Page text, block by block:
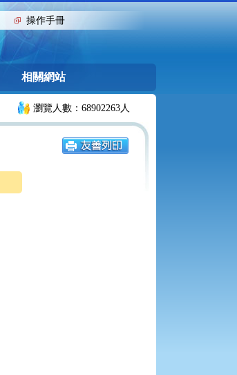
操作手冊
相關網站
瀏覽人數：68902263人